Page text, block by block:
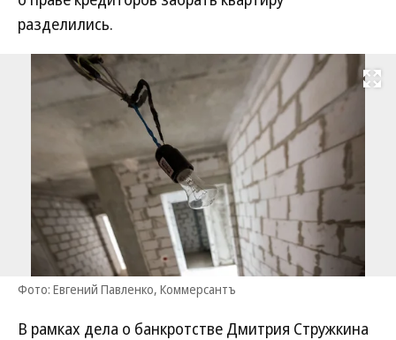
разделились.
Развернуть
Фото: Евгений Павленко, Коммерсантъ
В рамках дела о банкротстве Дмитрия Стружкина